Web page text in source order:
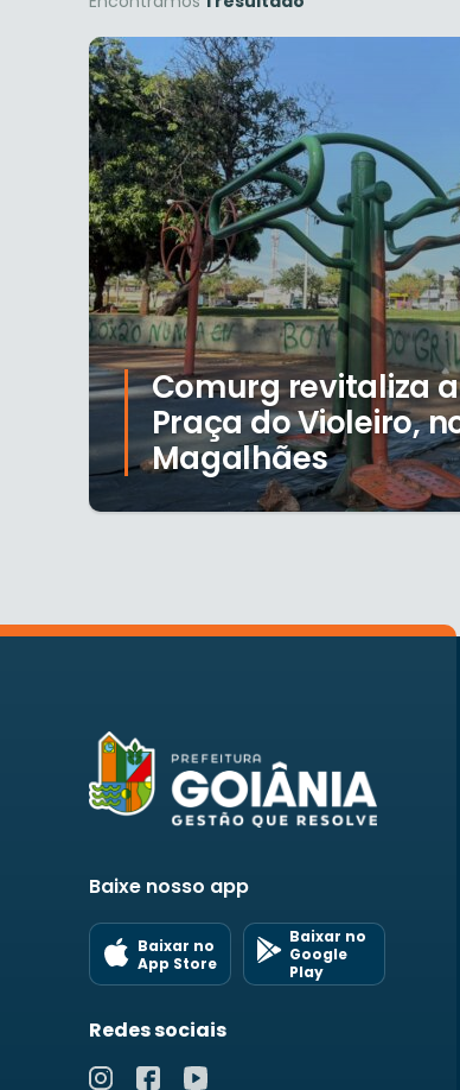
Comurg revitaliza
Praça do Violeiro,
Magalhães
Baixe nosso app
Baixar no
App Store
Baixar no
Google
Play
Redes sociais